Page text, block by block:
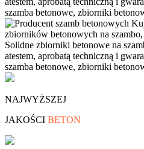
NAJWYŻSZEJ
JAKOŚCI BETON